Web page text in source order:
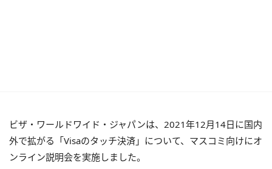
ビザ・ワールドワイド・ジャパンは、2021年12月14日に国内
外で拡がる「Visaのタッチ決済」について、マスコミ向けにオ
ンライン説明会を実施しました。